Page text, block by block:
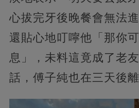
心拔完牙後晚餐會無法
還貼心地叮嚀他「那你
息」，未料這竟成了老
話，傅子純也在三天後離